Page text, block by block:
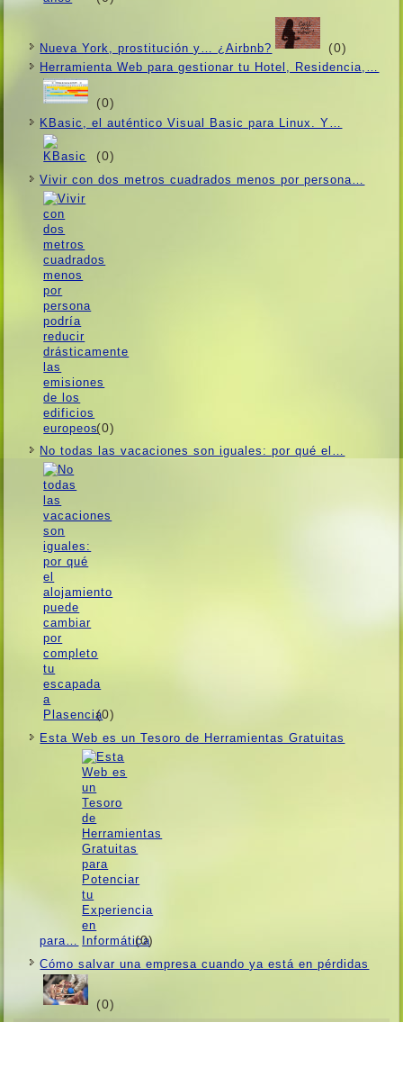
Nueva York, prostitución y… ¿Airbnb? (0)
Herramienta Web para gestionar tu Hotel, Residencia,…
(0)
KBasic, el auténtico Visual Basic para Linux. Y…
(0)
Vivir con dos metros cuadrados menos por persona…
(0)
No todas las vacaciones son iguales: por qué el…
(0)
Esta Web es un Tesoro de Herramientas Gratuitas
para… (0)
Cómo salvar una empresa cuando ya está en pérdidas
(0)